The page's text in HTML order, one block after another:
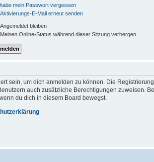
mein Passwort vergessen
E-Mail erneut senden
Angemeldet bleiben
Meinen Online-Status während dieser Sitzung verbergen
sein, um dich anmelden zu können. Die
auch zusätzliche Berechtigungen zuweisen.
du dich in diesem Board bewegst.